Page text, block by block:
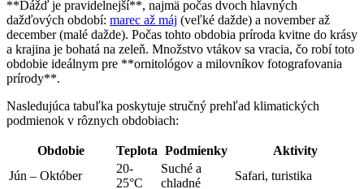
**Dážď je pravidelnejší**, najmä počas dvoch hlavných
dažďových období:‍ marec až máj (veľké dažde) a november až
⁣december (malé dažde). Počas tohto obdobia príroda kvitne do krásy
⁤a krajina je bohatá na zeleň. Množstvo vtákov sa vracia, čo‌ robí toto
obdobie ideálnym⁢ pre **ornitológov a⁢ milovníkov fotografovania
prírody**.
Nasledujúca tabuľka ⁢poskytuje stručný prehľad klimatických
‍podmienok v rôznych ⁤obdobiach:
Obdobie Teplota Podmienky
Aktivity
Jún – Október
20-
25°C
Suché a
chladné
Safari, turistika